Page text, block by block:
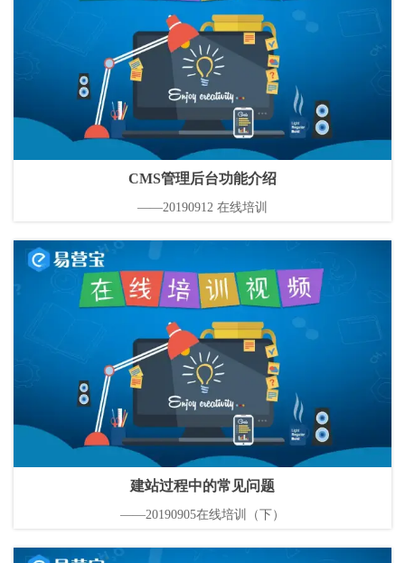
CMS管理后台功能介绍
——20190912 在线培训
建站过程中的常见问题
——20190905在线培训（下）